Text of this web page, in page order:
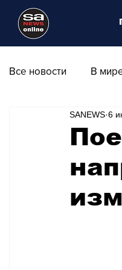
Все новости В
Общество
Транспорт
SANEWS 6